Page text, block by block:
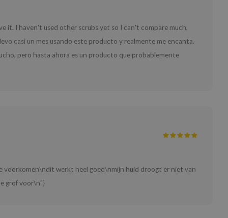
it. I haven't used other scrubs yet so I can't compare much,
casi un mes usando este producto y realmente me encanta.
pero hasta ahora es un producto que probablemente
voorkomen\ndit werkt heel goed\nmijn huid droogt er niet van
grof voor\n"}